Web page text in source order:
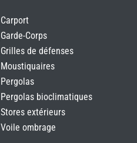
Carport
Garde-Corps
Grilles de défenses
Moustiquaires
Pergolas
Pergolas bioclimatiques
Stores extérieurs
Voile ombrage